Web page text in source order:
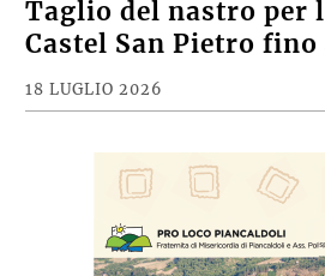
Taglio del nastro per
Castel San Pietro
18 LUGLIO 2026